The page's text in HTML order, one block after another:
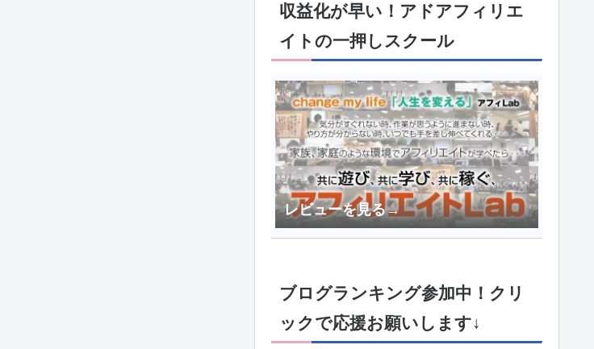
収益化が早い！アドアフィリエ
イトの一押しスクール
レビューを見る→
ブログランキング参加中！クリ
ックで応援お願いします↓